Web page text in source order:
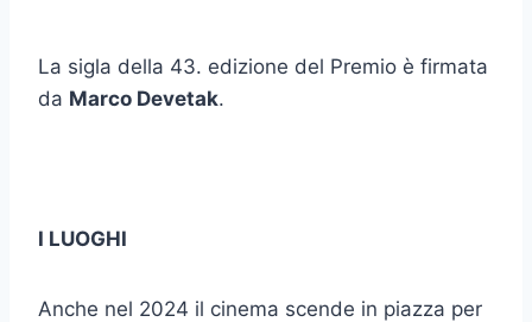
La sigla della 43. edizione del Premio è firmata
da Marco Devetak.
I LUOGHI
Anche nel 2024 il cinema scende in piazza per